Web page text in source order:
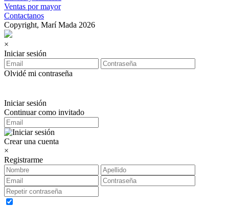
Ventas por mayor
Contactanos
Copyright, Marí Mada 2026
×
Iniciar sesión
Olvidé mi contraseña
Iniciar sesión
Continuar como invitado
Crear una cuenta
×
Registrarme